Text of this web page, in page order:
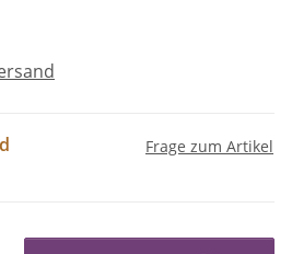
Frage zum Artikel